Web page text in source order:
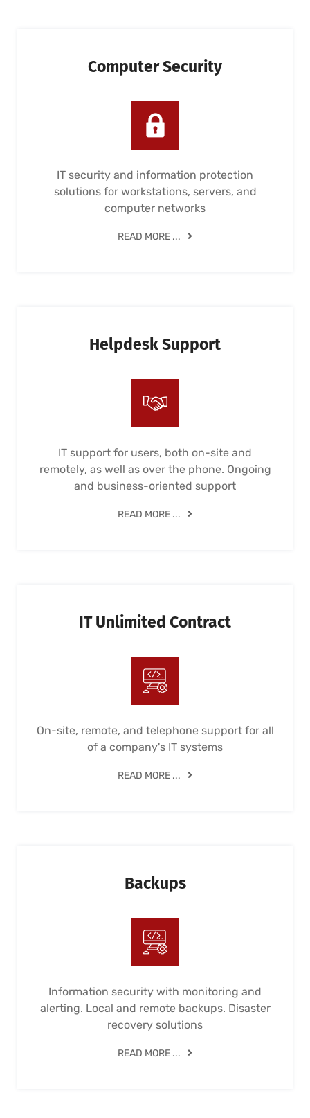
Computer Security
IT security and information protection
solutions for workstations, servers, and
computer networks
READ MORE ...
Helpdesk Support
IT support for users, both on-site and
remotely, as well as over the phone. Ongoing
and business-oriented support
READ MORE ...
IT Unlimited Contract
On-site, remote, and telephone support for all
of a company's IT systems
READ MORE ...
Backups
Information security with monitoring and
alerting. Local and remote backups. Disaster
recovery solutions
READ MORE ...